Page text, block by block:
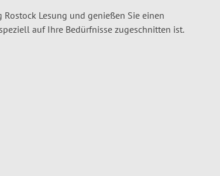
Lesung und genießen Sie einen
auf Ihre Bedürfnisse zugeschnitten ist.